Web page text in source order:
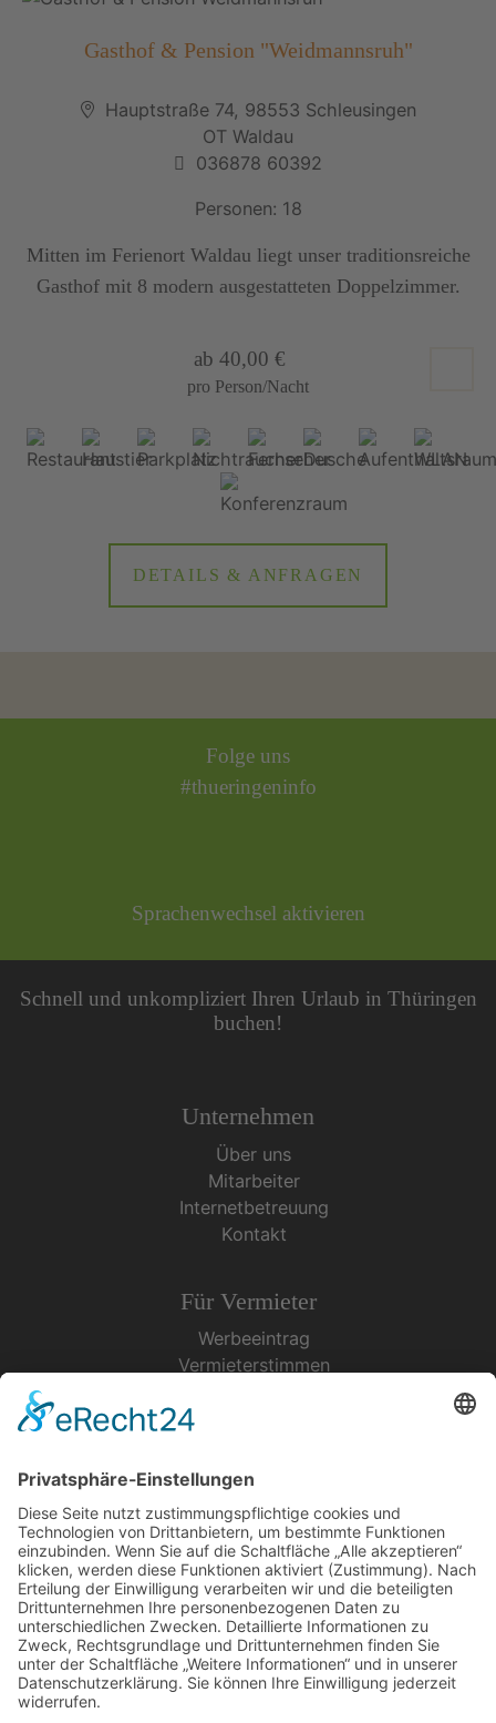
Gasthof & Pension "Weidmannsruh"
Hauptstraße 74, 98553 Schleusingen
OT Waldau
036878 60392
Personen: 18
Mitten im Ferienort Waldau liegt unser traditionsreiche
Gasthof mit 8 modern ausgestatteten Doppelzimmer.
ab 40,00 €
pro Person/Nacht
DETAILS & ANFRAGEN
Folge uns
#thueringeninfo
Sprachenwechsel aktivieren
Schnell und unkompliziert Ihren Urlaub in Thüringen
buchen!
Unternehmen
Über uns
Mitarbeiter
Internetbetreuung
Kontakt
Für Vermieter
Werbeeintrag
Vermieterstimmen
Urlaubsservice
Bücher, Karten & CD's
Ihre Anreise
Wetter
Links
Nutzungsbedingungen